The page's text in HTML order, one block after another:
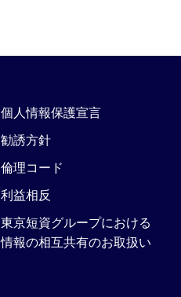
個人情報保護宣言
勧誘方針
倫理コード
利益相反
東京短資グループにおける
情報の相互共有のお取扱い